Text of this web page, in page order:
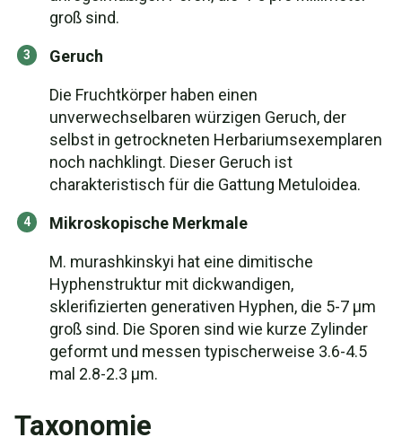
groß sind.
Geruch
Die Fruchtkörper haben einen
unverwechselbaren würzigen Geruch, der
selbst in getrockneten Herbariumsexemplaren
noch nachklingt. Dieser Geruch ist
charakteristisch für die Gattung Metuloidea.
Mikroskopische Merkmale
M. murashkinskyi hat eine dimitische
Hyphenstruktur mit dickwandigen,
sklerifizierten generativen Hyphen, die 5-7 μm
groß sind. Die Sporen sind wie kurze Zylinder
geformt und messen typischerweise 3.6-4.5
mal 2.8-2.3 μm.
Taxonomie